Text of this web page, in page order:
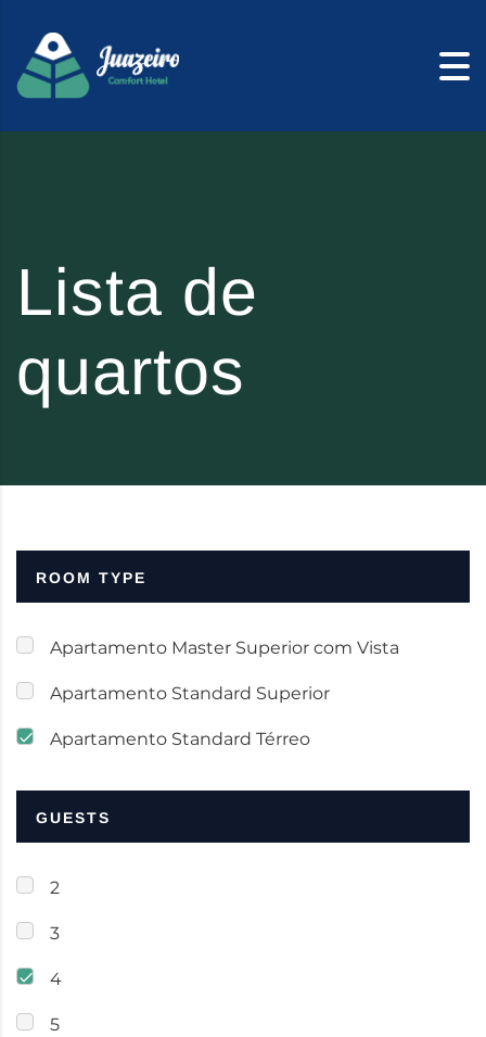
Lista de
quartos
ROOM TYPE
Apartamento Master Superior com Vista
Apartamento Standard Superior
Apartamento Standard Térreo
GUESTS
2
3
4
5